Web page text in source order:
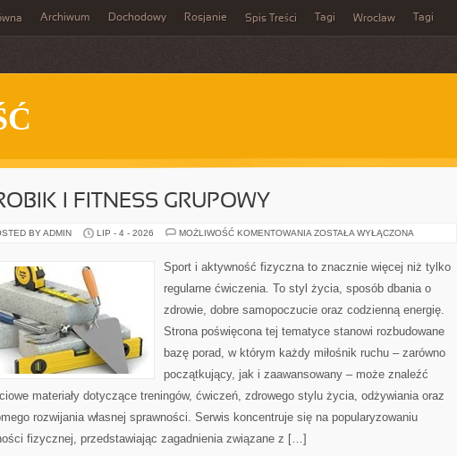
Archiwum Dochodowy Rosjanie Spis Treści Tagi Wrocław Tagi
I FITNESS GRUPOWY
BY ADMIN LIP - 4 - 2026 MOŻLIWOŚĆ KOMENTOWANIA AEROBIK
GRUPOWY
ZOSTAŁA WYŁĄCZONA
Sport i aktywność fizyczna to znacznie więcej niż tylko
regularne ćwiczenia. To styl życia, sposób dbania o
zdrowie, dobre samopoczucie oraz codzienną energię.
Strona poświęcona tej tematyce stanowi rozbudowane
bazę porad, w którym każdy miłośnik ruchu – zarówno
początkujący, jak i zaawansowany – może znaleźć
materiały dotyczące treningów, ćwiczeń, zdrowego stylu życia, odżywiania oraz
rozwijania własnej sprawności. Serwis koncentruje się na popularyzowaniu
fizycznej, przedstawiając zagadnienia związane z […]